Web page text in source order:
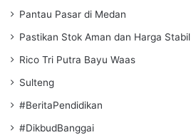
Pantau Pasar di Medan
Pastikan Stok Aman dan Harga Stabil
Rico Tri Putra Bayu Waas
Sulteng
#BeritaPendidikan
#DikbudBanggai